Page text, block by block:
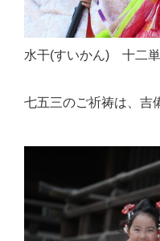
水干(すいかん) 十二
七五三のご祈祷は、吉